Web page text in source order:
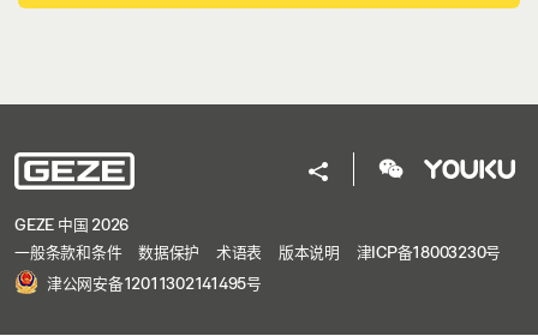
GEZE 中国 2026
一般条款和条件
数据保护 术语表 版本说明
津ICP备18003230号
津公网安备12011302141495号